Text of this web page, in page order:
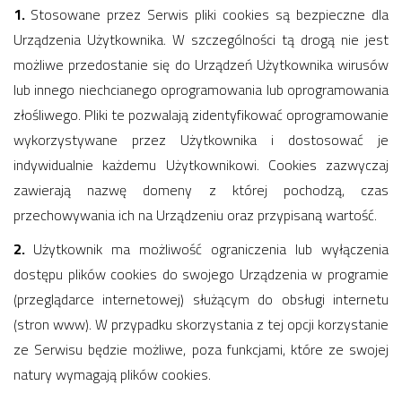
1. Stosowane przez Serwis pliki cookies są bezpieczne dla
Urządzenia Użytkownika. W szczególności tą drogą nie jest
możliwe przedostanie się do Urządzeń Użytkownika wirusów
lub innego niechcianego oprogramowania lub oprogramowania
złośliwego. Pliki te pozwalają zidentyfikować oprogramowanie
wykorzystywane przez Użytkownika i dostosować je
indywidualnie każdemu Użytkownikowi. Cookies zazwyczaj
zawierają nazwę domeny z której pochodzą, czas
przechowywania ich na Urządzeniu oraz przypisaną wartość.
2. Użytkownik ma możliwość ograniczenia lub wyłączenia
dostępu plików cookies do swojego Urządzenia w programie
(przeglądarce internetowej) służącym do obsługi internetu
(stron www). W przypadku skorzystania z tej opcji korzystanie
ze Serwisu będzie możliwe, poza funkcjami, które ze swojej
natury wymagają plików cookies.